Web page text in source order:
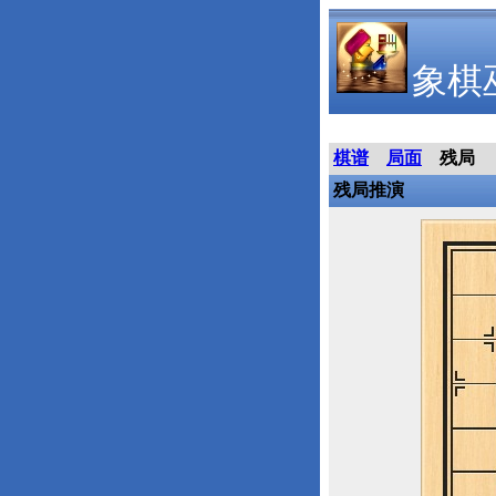
象棋
棋谱 局面
残局
残局推演